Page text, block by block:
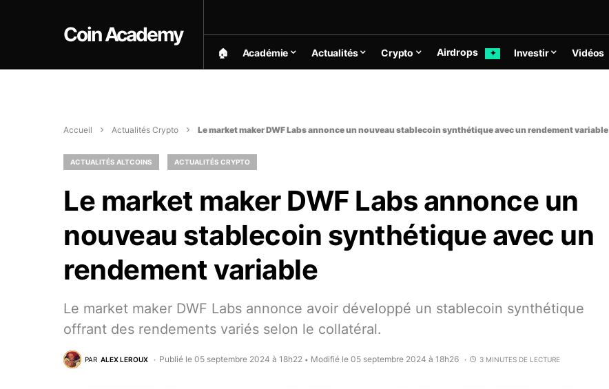
Coin Academy
🏠︎ Académie Actualités Crypto Airdrops ✦ Investir Vidéos
Accueil Actualités Crypto Le market maker DWF Labs annonce un nouveau stablecoin synthétique avec un rendement variable
ACTUALITÉS ALTCOINS ACTUALITÉS CRYPTO
Le market maker DWF Labs annonce un
nouveau stablecoin synthétique avec un
rendement variable
Le market maker DWF Labs annonce avoir développé un stablecoin synthétique
offrant des rendements variés selon le collatéral.
PAR ALEX LEROUX Publié le 05 septembre 2024 à 18h22 • Modifié le 05 septembre 2024 à 18h26 3 MINUTES DE LECTURE